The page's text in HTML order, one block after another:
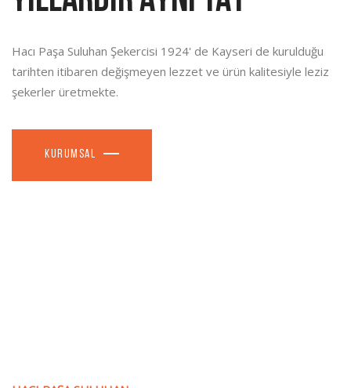
Hacı Paşa Suluhan Şekercisi 1924' de Kayseri de kurulduğu
tarihten itibaren değişmeyen lezzet ve ürün kalitesiyle leziz
şekerler üretmekte.
KURUMSAL